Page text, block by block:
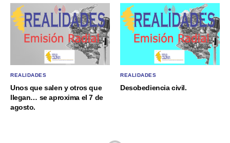
REALIDADES
Unos que salen y otros que
llegan… se aproxima el 7 de
agosto.
REALIDADES
Desobediencia civil.